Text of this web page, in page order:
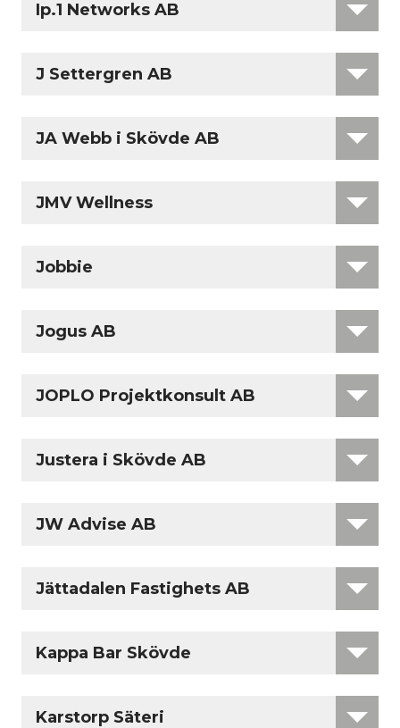
Ip.1 Networks AB
J Settergren AB
JA Webb i Skövde AB
JMV Wellness
Jobbie
Jogus AB
JOPLO Projektkonsult AB
Justera i Skövde AB
JW Advise AB
Jättadalen Fastighets AB
Kappa Bar Skövde
Karstorp Säteri